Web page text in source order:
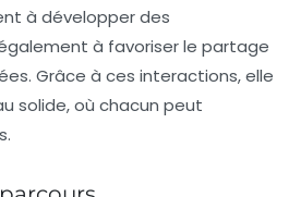
à développer des
à favoriser le partage
Grâce à ces interactions, elle
solide, où chacun peut